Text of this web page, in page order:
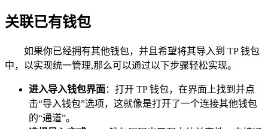
关联已有钱包
如果你已经拥有其他钱包，并且希望将其导入到 TP 钱包
中，以实现统一管理,那么可以通过以下步骤轻松实现。
进入导入钱包界面：打开 TP 钱包，在界面上找到并点
击“导入钱包”选项，这就像是打开了一个连接其他钱包
的“通道”。